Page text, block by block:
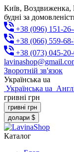
Київ, Воздвиженка,
будні за
+38 (096) 151-
+38 (066) 559-
+38 (073) 045-20-
Зворотній зв'язок
Українська ua
Українська ua
гривні грн
гривні грн
долари $
Каталог